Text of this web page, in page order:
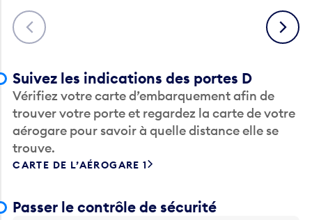
Précédent Suivant
Suivez les indications des portes D
Vérifiez votre carte d’embarquement afin de
trouver votre porte et regardez la carte de votre
aérogare pour savoir à quelle distance elle se
trouve.
CARTE DE L’AÉROGARE 1
Passer le contrôle de sécurité